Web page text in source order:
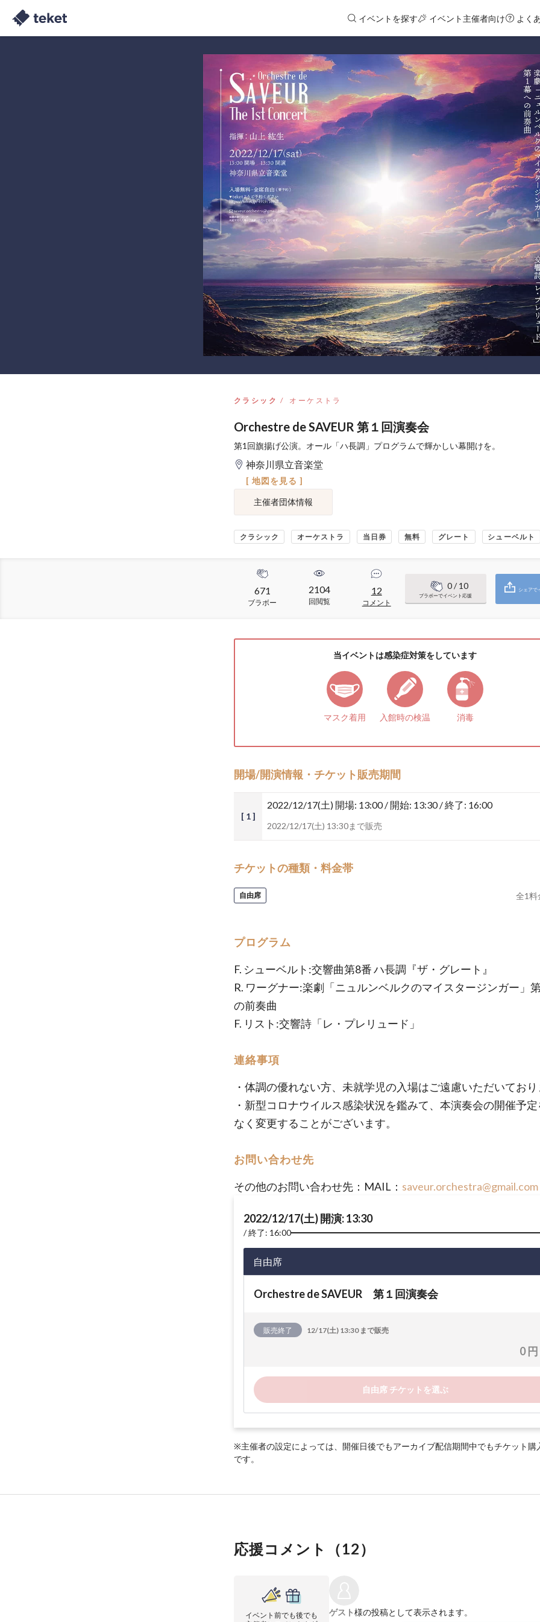
イベントを探す イベント主催者向け よく
クラシック オーケストラ
Orchestre de SAVEUR 第１回演奏会
第1回旗揚げ公演。オール「ハ長調」プログラムで輝かしい幕開けを。
神奈川県立音楽堂
[ 地図を見る ]
主催者団体情報
クラシック オーケストラ 当日券 無料 グレート シューベルト
671
ブラボー
2104
回閲覧
12
コメント
0/ 10
ブラボーでイベント応援
シェアで
当イベントは感染症対策をしています
マスク着用 入館時の検温 消毒
開場/開演情報・チケット販売期間
[ 1 ]
2022/12/17(土) 開場: 13:00 / 開始: 13:30 / 終了: 16:00
2022/12/17(土) 13:30まで販売
チケットの種類・料金帯
自由席 全1料
プログラム
F. シューベルト:交響曲第8番 ハ長調『ザ・グレート』
R. ワーグナー:楽劇「ニュルンベルクのマイスタージンガー」
の前奏曲
F. リスト:交響詩「レ・プレリュード」
連絡事項
・体調の優れない方、未就学児の入場はご遠慮いただいており
・新型コロナウイルス感染状況を鑑みて、本演奏会の開催予
なく変更することがございます。
お問い合わせ先
その他のお問い合わせ先：MAIL： saveur.orchestra@gmail.com
2022/12/17(土) 開演: 13:30
終了: 16:00
自由席
Orchestre de SAVEUR 第１回演奏会
販売終了 12/17(土) 13:30 まで販売
0 円
自由席 チケットを選ぶ
※主催者の設定によっては、開催日後でもアーカイブ配信期間中でもチケット購
です。
応援コメント（12）
イベント前でも後でも
ゲスト様の投稿として表示されます。